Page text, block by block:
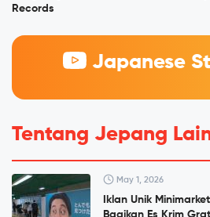
Records
Japanese
Tentang Jepang
May 1, 2026
Iklan Unik
Bagikan Es Krim